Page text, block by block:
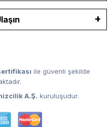
ile güvenli şekilde
A.Ş. kuruluşudur.